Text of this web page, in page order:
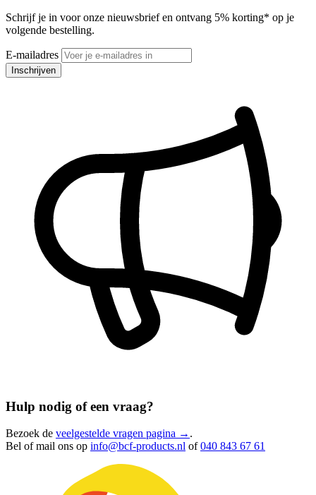
Schrijf je in voor onze nieuwsbrief en ontvang 5% korting* op je
volgende bestelling.
E-mailadres
Inschrijven
Hulp nodig of een vraag?
Bezoek de veelgestelde vragen pagina → .
Bel of mail ons op info@bcf-products.nl of040 843 67 61